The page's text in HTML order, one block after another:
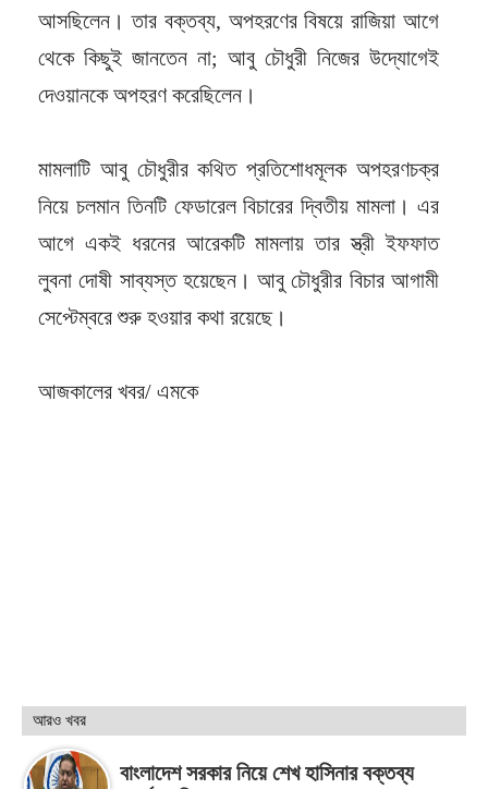
আসছিলেন। তার বক্তব্য, অপহরণের বিষয়ে রাজিয়া আগে
থেকে কিছুই জানতেন না; আবু চৌধুরী নিজের উদ্যোগেই
দেওয়ানকে অপহরণ করেছিলেন।
মামলাটি আবু চৌধুরীর কথিত প্রতিশোধমূলক অপহরণচক্র
নিয়ে চলমান তিনটি ফেডারেল বিচারের দ্বিতীয় মামলা। এর
আগে একই ধরনের আরেকটি মামলায় তার স্ত্রী ইফফাত
লুবনা দোষী সাব্যস্ত হয়েছেন। আবু চৌধুরীর বিচার আগামী
সেপ্টেম্বরে শুরু হওয়ার কথা রয়েছে।
আজকালের খবর/ এমকে
আরও খবর
বাংলাদেশ সরকার নিয়ে শেখ হাসিনার বক্তব্য